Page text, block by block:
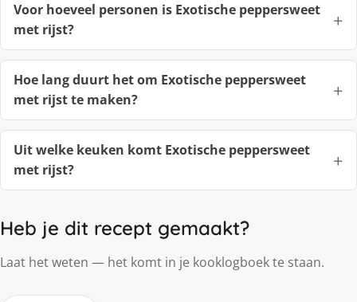
Voor hoeveel personen is Exotische peppersweet
met rijst?
Hoe lang duurt het om Exotische peppersweet
met rijst te maken?
Uit welke keuken komt Exotische peppersweet
met rijst?
Heb je dit recept gemaakt?
Laat het weten — het komt in je kooklogboek te staan.